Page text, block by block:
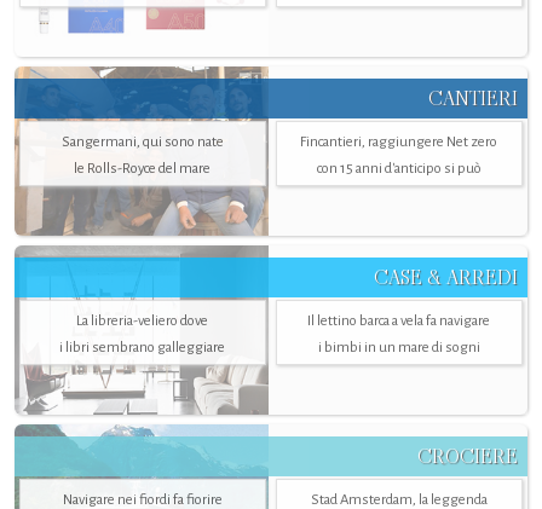
CANTIERI
Sangermani, qui sono nate
le Rolls-Royce del mare
Fincantieri, raggiungere Net zero
con 15 anni d'anticipo si può
CASE & ARREDI
La libreria-veliero dove
i libri sembrano galleggiare
Il lettino barca a vela fa navigare
i bimbi in un mare di sogni
CROCIERE
Navigare nei fiordi fa fiorire
Stad Amsterdam, la leggenda